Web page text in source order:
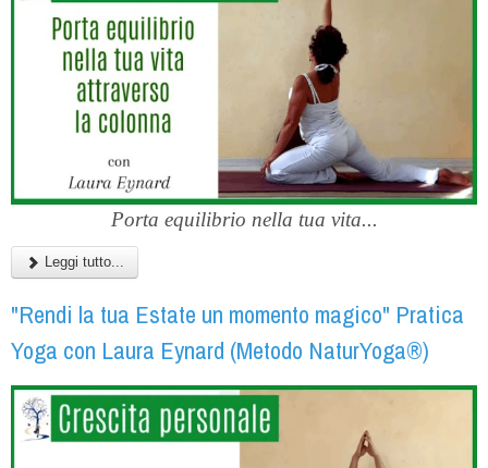
Porta equilibrio nella tua vita...
Leggi tutto...
"Rendi la tua Estate un momento magico" Pratica
Yoga con Laura Eynard (Metodo NaturYoga®)